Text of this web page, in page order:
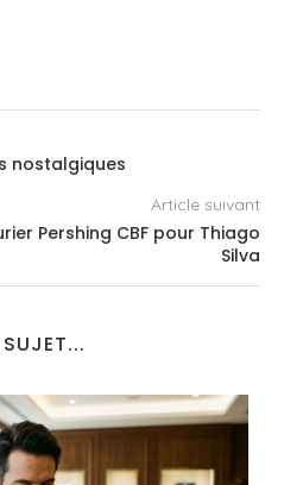
nostalgiques
Article suivant
Pershing CBF pour Thiago
Silva